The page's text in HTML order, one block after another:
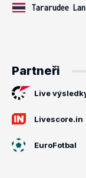
Tararudee
Partneři
Live
Livescore.in
EuroFotbal